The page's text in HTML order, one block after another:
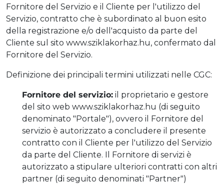
Fornitore del Servizio e il Cliente per l'utilizzo del
Servizio, contratto che è subordinato al buon esito
della registrazione e/o dell'acquisto da parte del
Cliente sul sito www.sziklakorhaz.hu, confermato dal
Fornitore del Servizio.
Definizione dei principali termini utilizzati nelle CGC:
Fornitore del servizio: il proprietario e gestore
del sito web www.sziklakorhaz.hu (di seguito
denominato "Portale"), ovvero il Fornitore del
servizio è autorizzato a concludere il presente
contratto con il Cliente per l'utilizzo del Servizio
da parte del Cliente. Il Fornitore di servizi è
autorizzato a stipulare ulteriori contratti con altri
partner (di seguito denominati "Partner")